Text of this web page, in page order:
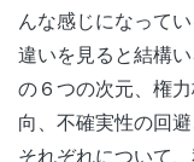
んな感じになって
違いを見ると結構
の６つの次元、権
向、不確実性の回
それぞれについて